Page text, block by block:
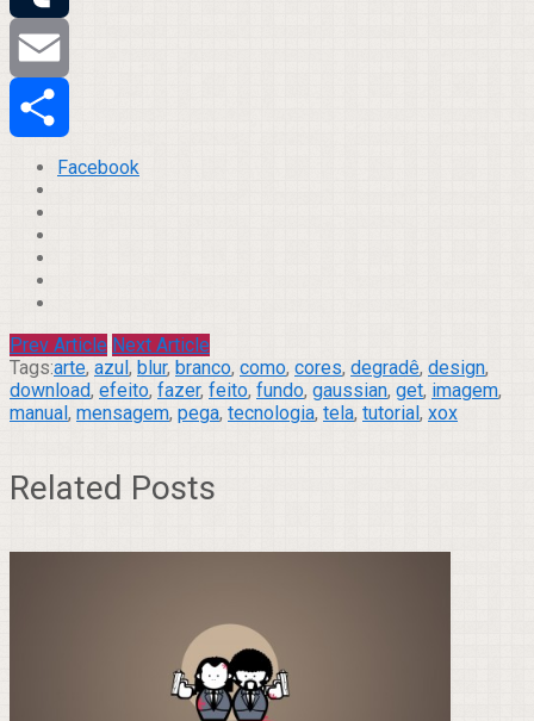
Tumblr
Email
Compartilhar
Facebook
Prev Article Next Article
Tags:arte, azul, blur, branco, como, cores, degradê, design,
download, efeito, fazer, feito, fundo, gaussian, get, imagem,
manual, mensagem, pega, tecnologia, tela, tutorial, xox
Related Posts